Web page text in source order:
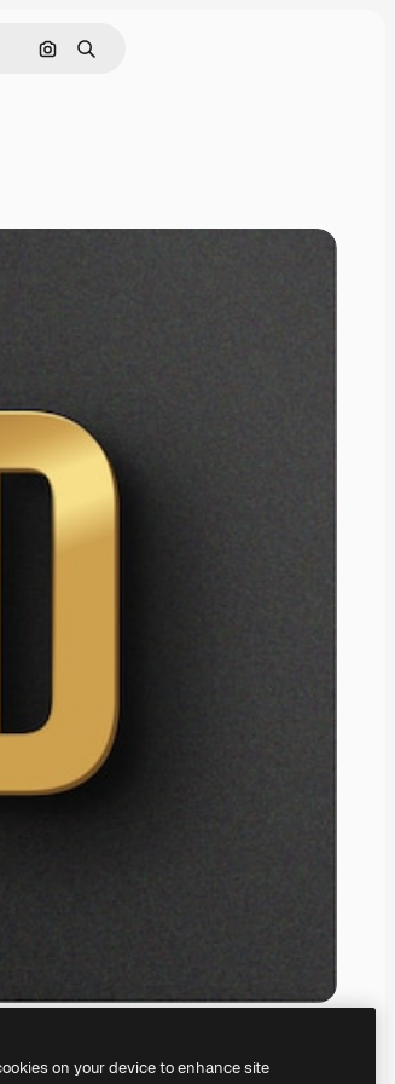
Pesquisar por imagem
Buscar
on your device to enhance site